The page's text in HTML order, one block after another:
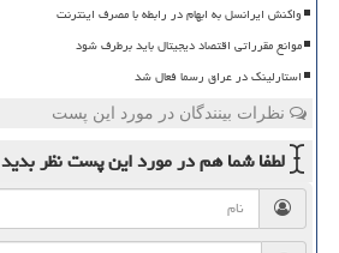
واکنش ایرانسل به ابهام در رابطه با مصرف اینترنت
موانع مقرراتی اقتصاد دیجیتال باید برطرف شود
استارلینک در عراق رسما فعال شد
نظرات بینندگان در مورد این پست
لطفا شما همدر مورد این پستنظر بدید